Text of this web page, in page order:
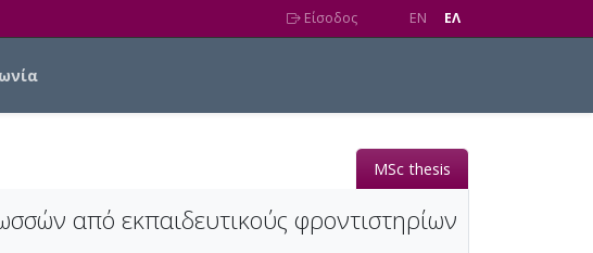
Είσοδος EN EΛ
MSc thesis
από εκπαιδευτικούς φροντιστηρίων